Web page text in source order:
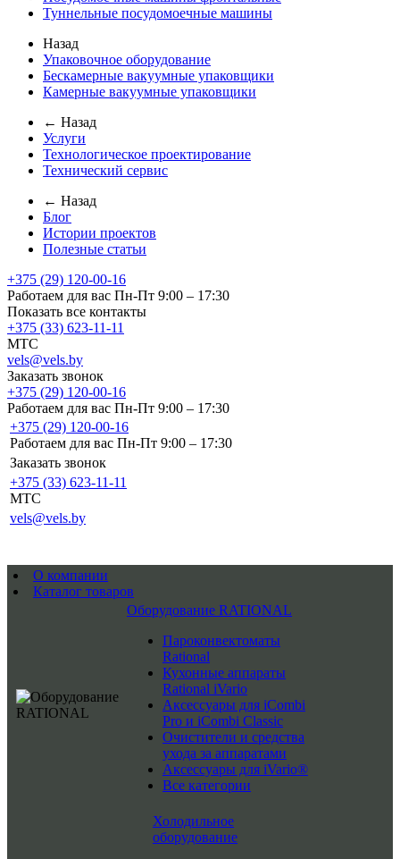
Туннельные посудомоечные машины
Назад
Упаковочное оборудование
Бескамерные вакуумные упаковщики
Камерные вакуумные упаковщики
← Назад
Услуги
Технологическое проектирование
Технический сервис
← Назад
Блог
Истории проектов
Полезные статьи
+375 (29) 120-00-16
Работаем для вас Пн-Пт 9:00 – 17:30
Показать все контакты
+375 (33) 623-11-11
MTC
vels@vels.by
Заказать звонок
+375 (29) 120-00-16
Работаем для вас Пн-Пт 9:00 – 17:30
+375 (29) 120-00-16
Работаем для вас Пн-Пт 9:00 – 17:30
Заказать звонок
+375 (33) 623-11-11
MTC
vels@vels.by
О компании
Каталог товаров
Оборудование RATIONAL
Пароконвектоматы
Rational
Кухонные аппараты
Rational iVario
Аксессуары для iCombi
Pro и iCombi Classic
Очистители и средства
ухода за аппаратами
Аксессуары для iVario®
Все категории
Холодильное
оборудование